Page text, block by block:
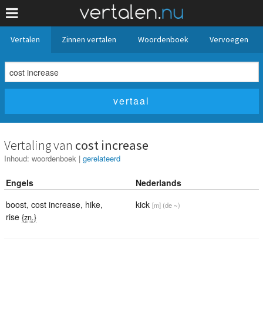
Vertalen Zinnen vertalen Woordenboek Vervoegen
Vertaling van cost increase
Inhoud: woordenboek | gerelateerd
Engels
Nederlands
boost, cost increase, hike,
rise {zn.}
kick [m] (de ~)